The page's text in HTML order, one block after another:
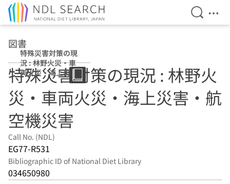
Open
図書
特殊災害対策の現
況 : 林野火災・車
両火災・海上災
害・航空機災害
特殊災害対策の現況 : 林野火
災・車両火災・海上災害・航
空機災害
Call No. (NDL)
EG77-R531
Bibliographic ID of National Diet Library
034650980